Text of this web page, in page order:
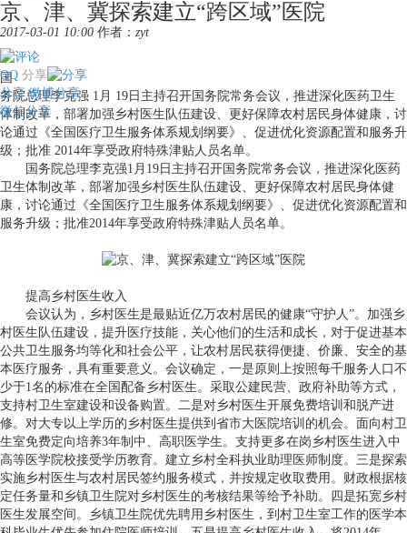
京、津、冀探索建立“跨区域”医院
2017-03-01 10:00 作者： zyt
分享
QQ
分享 微博分享
微信分享
国
务院总理李克强 1月 19日主持召开国务院常务会议，推进深化医药卫生
体制改革，部署加强乡村医生队伍建设、更好保障农村居民身体健康，讨
论通过《全国医疗卫生服务体系规划纲要》、促进优化资源配置和服务升
级；批准 2014年享受政府特殊津贴人员名单。
国务院总理李克强1 月 19 日主持召开国务院常务会议，推进深化医药
卫生体制改革，部署加强乡村医生队伍建设、更好保障农村居民身体健
康，讨论通过《全国医疗卫生服务体系规划纲要》、促进优化资源配置和
服务升级；批准2014年享受政府特殊津贴人员名单。
提高乡村医生收入
会议认为，乡村医生是最贴近亿万农村居民的健康“守护人”。加强乡
村医生队伍建设，提升医疗技能，关心他们的生活和成长，对于促进基本
公共卫生服务均等化和社会公平，让农村居民获得便捷、价廉、安全的基
本医疗服务，具有重要意义。会议确定，一是原则上按照每千服务人口不
少于1名的标准在全国配备乡村医生。采取公建民营、政府补助等方式，
支持村卫生室建设和设备购置。二是对乡村医生开展免费培训和脱产进
修。对大专以上学历的乡村医生提供到省市大医院培训的机会。面向村卫
生室免费定向培养3年制中、高职医学生。支持更多在岗乡村医生进入中
高等医学院校接受学历教育。建立乡村全科执业助理医师制度。三是探索
实施乡村医生与农村居民签约服务模式，并按规定收取费用。财政根据核
定任务量和乡镇卫生院对乡村医生的考核结果等给予补助。四是拓宽乡村
医生发展空间。乡镇卫生院优先聘用乡村医生，到村卫生室工作的医学本